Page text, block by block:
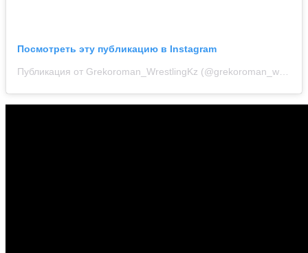
Посмотреть эту публикацию в Instagram